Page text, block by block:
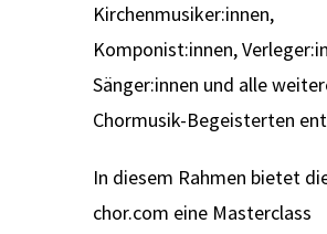
Kirchenmusiker:innen,
Komponist:innen,
Sänger:innen und alle
Chormusik-Begeisterten
In diesem Rahmen bietet
chor.com eine Masterclass